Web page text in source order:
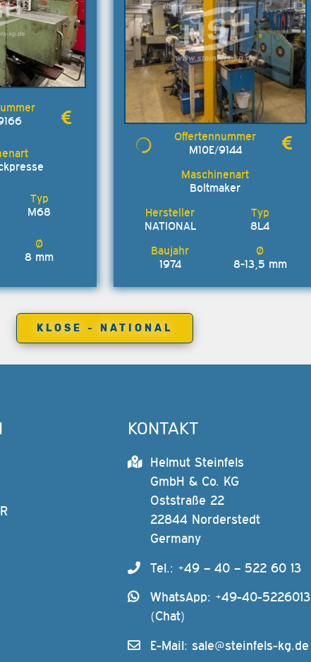
M68
8 mm
M10E/9144
Boltmaker
NATIONAL 8L4
1974 8-13,5 mm
KLOSE - NATIONAL
KONTAKT
Helmut Steinfels
GmbH & Co. KG
Oststraße 22
22844 Norderstedt
Germany
Tel.: +49 – 40 – 522 60 13
WhatsApp: +49-40-5226013
(Chat)
E-Mail:sale@steinfels-kg.de